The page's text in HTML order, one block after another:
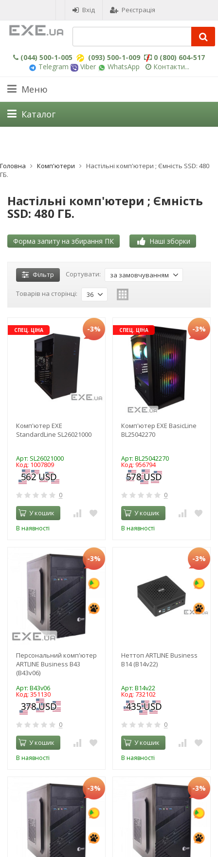
Вхід Реєстрація
(044) 500-1-005 (093) 500-1-009
0 (800) 604-517
Telegram
Viber WhatsApp Контакти...
Меню
Каталог
Головна Комп'ютери
Настільні комп'ютери ; Ємність SSD: 480
ГБ.
Настільні комп'ютери ; Ємність
SSD: 480 ГБ.
Форма запиту на збирання ПК Наші зборки
Фільтр Сортувати: за замовчуванням
Товарів на сторінці: 36
СПЕЦ. ЦІНА -3%
Комп'ютер EXE
StandardLine SL26021000
Арт: SL26021000
Код: 1007809
0
У кошик
В наявності
СПЕЦ. ЦІНА -3%
Комп'ютер EXE BasicLine
BL25042270
Арт: BL25042270
Код: 956794
0
У кошик
В наявності
-3%
Персональний комп'ютер
ARTLINE Business B43
(B43v06)
Арт: B43v06
Код: 351130
0
У кошик
В наявності
-3%
Неттоп ARTLINE Business
B14 (B14v22)
Арт: B14v22
Код: 732102
0
У кошик
В наявності
-3% -3%